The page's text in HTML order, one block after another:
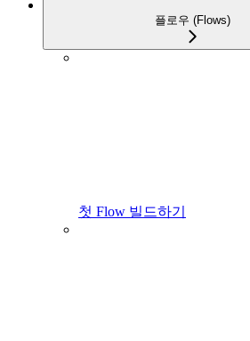
플로우 (Flows)
첫 Flow 빌드하기